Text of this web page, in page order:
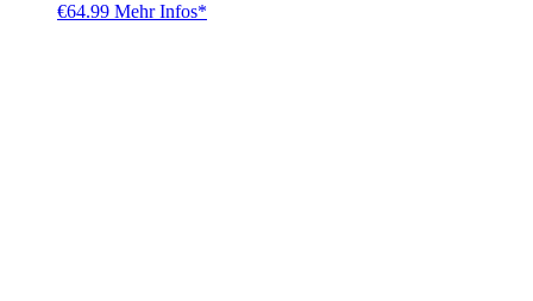
€64.99 Mehr Infos*